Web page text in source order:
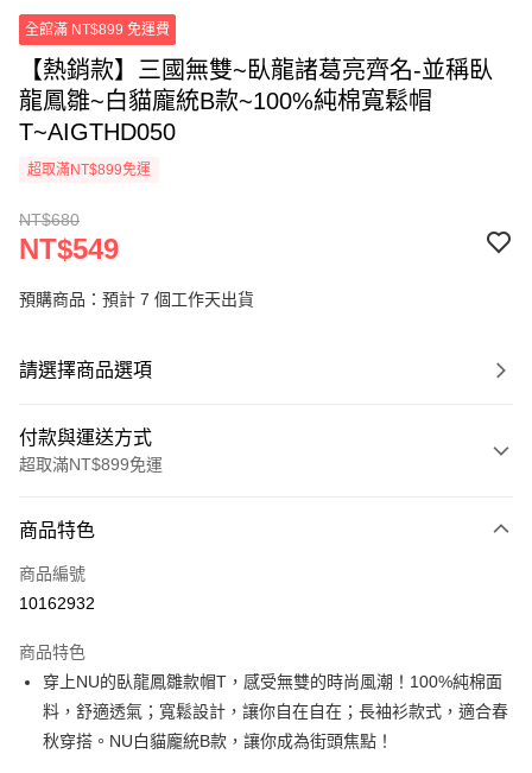
全館滿 NT$899 免運費
【熱銷款】三國無雙~臥龍諸葛亮齊名-並稱臥
龍鳳雛~白貓龐統B款~100%純棉寬鬆帽
T~AIGTHD050
超取滿NT$899免運
NT$680
NT$549
預購商品：預計 7 個工作天出貨
請選擇商品選項
付款與運送方式
超取滿NT$899免運
信用卡一次付款
信用卡分期付款
合作金庫商業銀行
華南商業銀行
彰化商業銀行
上海商業儲蓄銀行
台北富邦商業銀行
國泰世華商業銀行
兆豐國際商業銀行
6 期 0 利率 每期
華南商業銀行
彰化商業銀行
上海商業儲蓄銀行
台北富邦商業銀行
12 期 0 利率 每期NT$45 21家銀行
合作金庫商業銀行
第一商業銀行
超商取貨付款
商品特色
商品編號
10162932
商品特色
穿上NU的臥龍鳳雛款帽T，感受無雙的時尚風潮！100%純棉面
料，舒適透氣；寬鬆設計，讓你自在自在；長袖衫款式，適合春
秋穿搭。NU白貓龐統B款，讓你成為街頭焦點！